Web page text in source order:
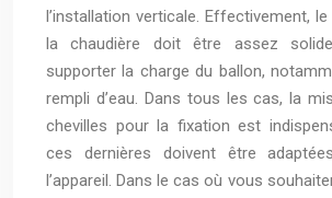
l’installation verticale. Effectivement,
la chaudière doit être assez
supporter la charge du ballon,
rempli d’eau. Dans tous les cas, la
chevilles pour la fixation est
ces dernières doivent être
l’appareil. Dans le cas où vous